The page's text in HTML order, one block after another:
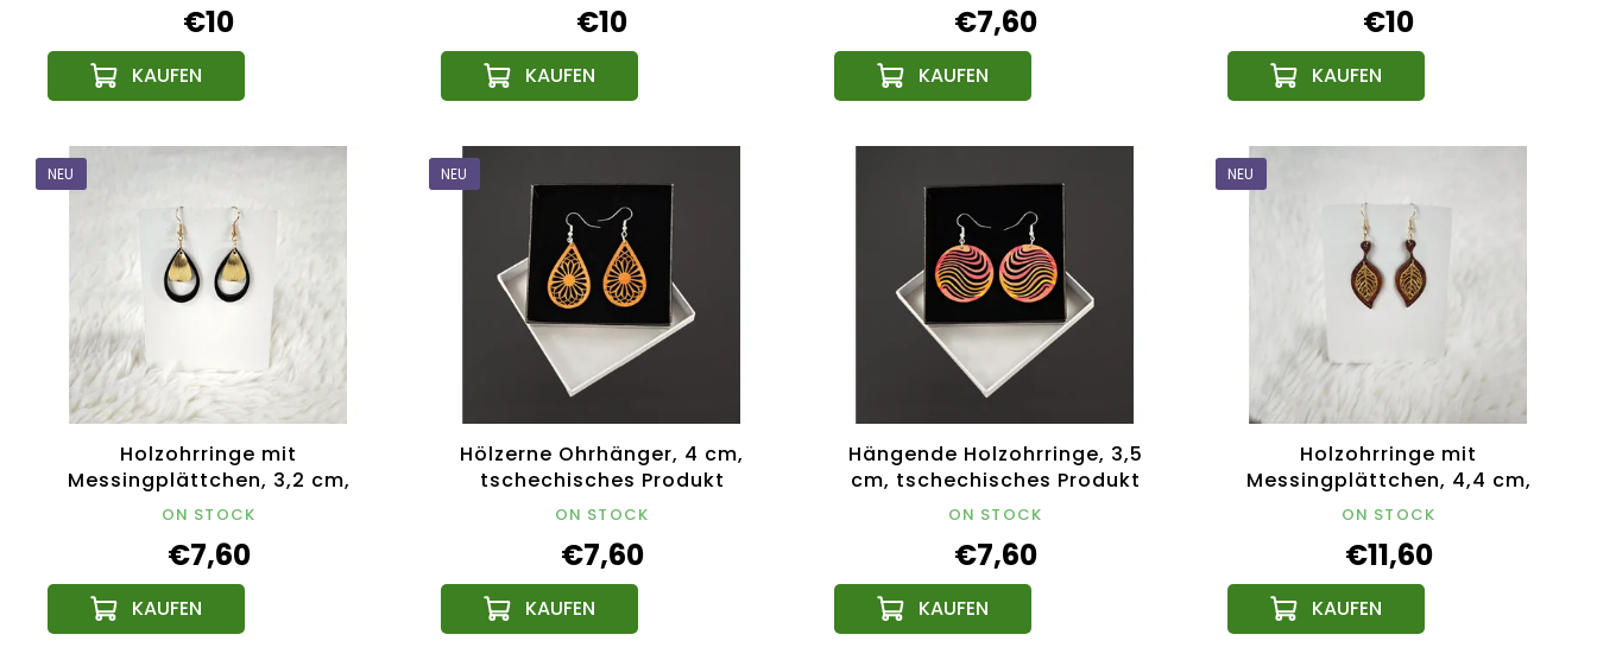
€10 €10 €7,60 €10
NEU
Holzohrringe mit
Messingplättchen, 3,2 cm,
tschechisches Produkt
ON STOCK
€7,60
NEU
Hölzerne Ohrhänger, 4 cm,
tschechisches Produkt
ON STOCK
€7,60
Hängende Holzohrringe, 3,5
cm, tschechisches Produkt
ON STOCK
€7,60
NEU
Holzohrringe mit
Messingplättchen, 4,4 cm,
tschechisches Produkt
ON STOCK
€11,60